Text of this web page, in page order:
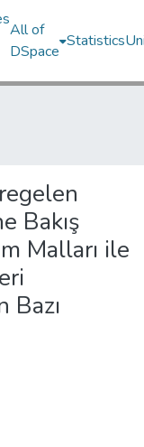
All of
DSpace
Statistics
Bakış
Malları ile
Bazı